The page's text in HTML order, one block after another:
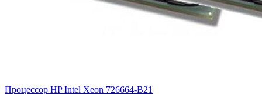
Процессор HP Intel Xeon 726664-B21